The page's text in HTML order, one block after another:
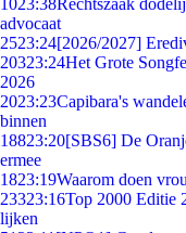
1023:38Rechtszaak
advocaat
2523:24[2026/2027]
20323:24Het Grote
2026
2023:23Capibara's
binnen
18823:20[SBS6] De
ermee
1823:19Waarom doen
23323:16Top 2000 Editie
lijken